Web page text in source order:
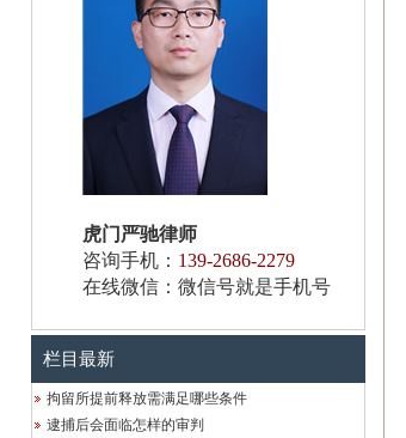
虎门严驰律师
咨询手机： 139-2686-2279
在线微信：微信号就是手机号
栏目最新
拘留所提前释放需满足哪些条件
逮捕后会面临怎样的审判